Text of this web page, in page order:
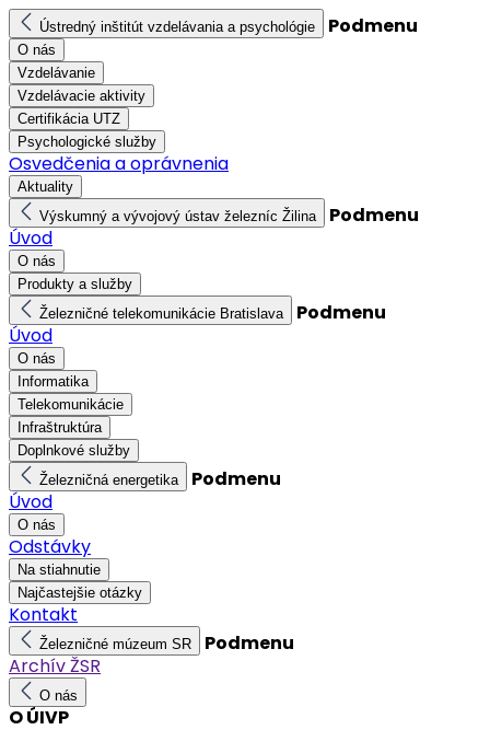
Ústredný inštitút vzdelávania a psychológie Podmenu
O nás
Vzdelávanie
Vzdelávacie aktivity
Certifikácia UTZ
Psychologické služby
Osvedčenia a oprávnenia
Aktuality
Výskumný a vývojový ústav železníc Žilina
Podmenu
Úvod
O nás
Produkty a služby
Železničné telekomunikácie Bratislava
Podmenu
Úvod
O nás
Informatika
Telekomunikácie
Infraštruktúra
Doplnkové služby
Železničná energetika
Podmenu
Úvod
O nás
Odstávky
Na stiahnutie
Najčastejšie otázky
Kontakt
Železničné múzeum SR
Podmenu
Archív ŽSR
O nás
O ÚIVP